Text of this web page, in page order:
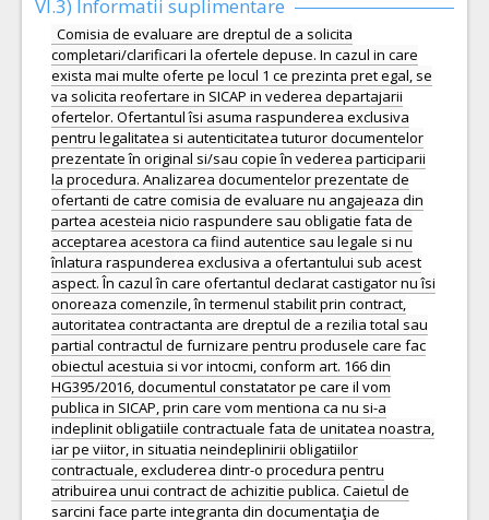
VI.3) Informatii suplimentare
Comisia de evaluare are dreptul de a solicita
completari/clarificari la ofertele depuse. In cazul in care
exista mai multe oferte pe locul 1 ce prezinta pret egal, se
va solicita reofertare in SICAP in vederea departajarii
ofertelor. Ofertantul îsi asuma raspunderea exclusiva
pentru legalitatea si autenticitatea tuturor documentelor
prezentate în original si/sau copie în vederea participarii
la procedura. Analizarea documentelor prezentate de
ofertanti de catre comisia de evaluare nu angajeaza din
partea acesteia nicio raspundere sau obligatie fata de
acceptarea acestora ca fiind autentice sau legale si nu
înlatura raspunderea exclusiva a ofertantului sub acest
aspect. În cazul în care ofertantul declarat castigator nu îsi
onoreaza comenzile, în termenul stabilit prin contract,
autoritatea contractanta are dreptul de a rezilia total sau
partial contractul de furnizare pentru produsele care fac
obiectul acestuia si vor intocmi, conform art. 166 din
HG395/2016, documentul constatator pe care il vom
publica in SICAP, prin care vom mentiona ca nu si-a
indeplinit obligatiile contractuale fata de unitatea noastra,
iar pe viitor, in situatia neindeplinirii obligatiilor
contractuale, excluderea dintr-o procedura pentru
atribuirea unui contract de achizitie publica. Caietul de
sarcini face parte integranta din documentaţia de